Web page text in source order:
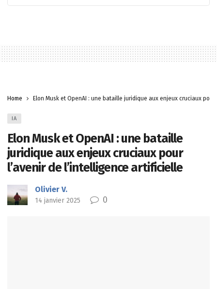
Home Elon Musk et OpenAI : une bataille juridique aux enjeux cruciaux
IA
Elon Musk et OpenAI : une bataille
juridique aux enjeux cruciaux pour
l’avenir de l’intelligence artificielle
Olivier V.
14 janvier 2025 0